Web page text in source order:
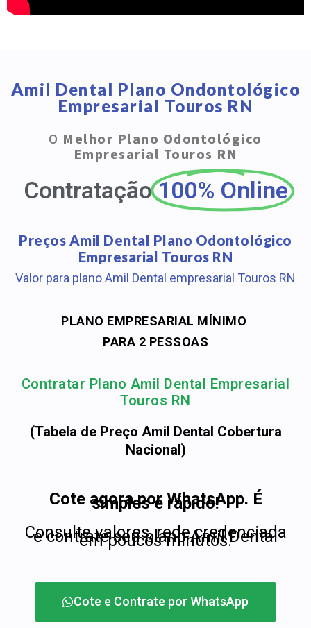
Amil Dental Plano Ondontológico
Empresarial Touros RN
O Melhor Plano Odontológico
Empresarial Touros RN
Contratação 100% Online
Preços Amil Dental Plano Odontológico
Empresarial Touros RN
Valor para plano Amil Dental empresarial Touros RN
PLANO EMPRESARIAL MÍNIMO
PARA 2 PESSOAS
Contratar Plano Amil Dental Empresarial
Touros RN
(Tabela de Preço Amil Dental Cobertura
Nacional)
Cote agora por WhatsApp. É
simples e rápido!
Consulte valores, rede credenciada
e contrate seu plano Amil Dental
em poucos minutos.
Cote e Contrate por WhatsApp